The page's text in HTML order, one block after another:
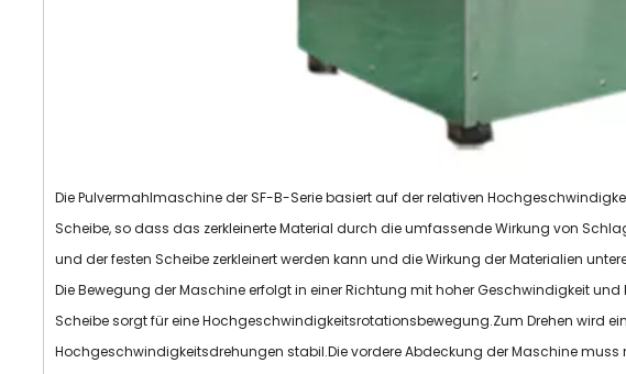
Die Pulvermahlmaschine der SF-B-Serie basiert auf der relativen
Scheibe, so dass das zerkleinerte Material durch die umfassende Wirkung von
und der festen Scheibe zerkleinert werden kann und die Wirkung der Materialien
Die Bewegung der Maschine erfolgt in einer Richtung mit hoher Geschwindigkeit
Scheibe sorgt für eine Hochgeschwindigkeitsrotationsbewegung.Zum Drehen wird
Hochgeschwindigkeitsdrehungen stabil.Die vordere Abdeckung der Maschine